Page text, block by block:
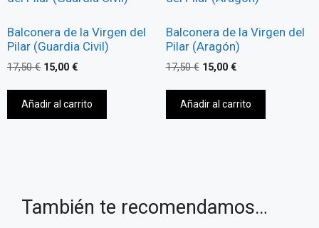
Balconera de la Virgen del
Pilar (Guardia Civil)
17,50€ 15,00 €
Añadir al carrito
Balconera de la Virgen del
Pilar (Aragón)
17,50€ 15,00 €
Añadir al carrito
También te recomendamos…